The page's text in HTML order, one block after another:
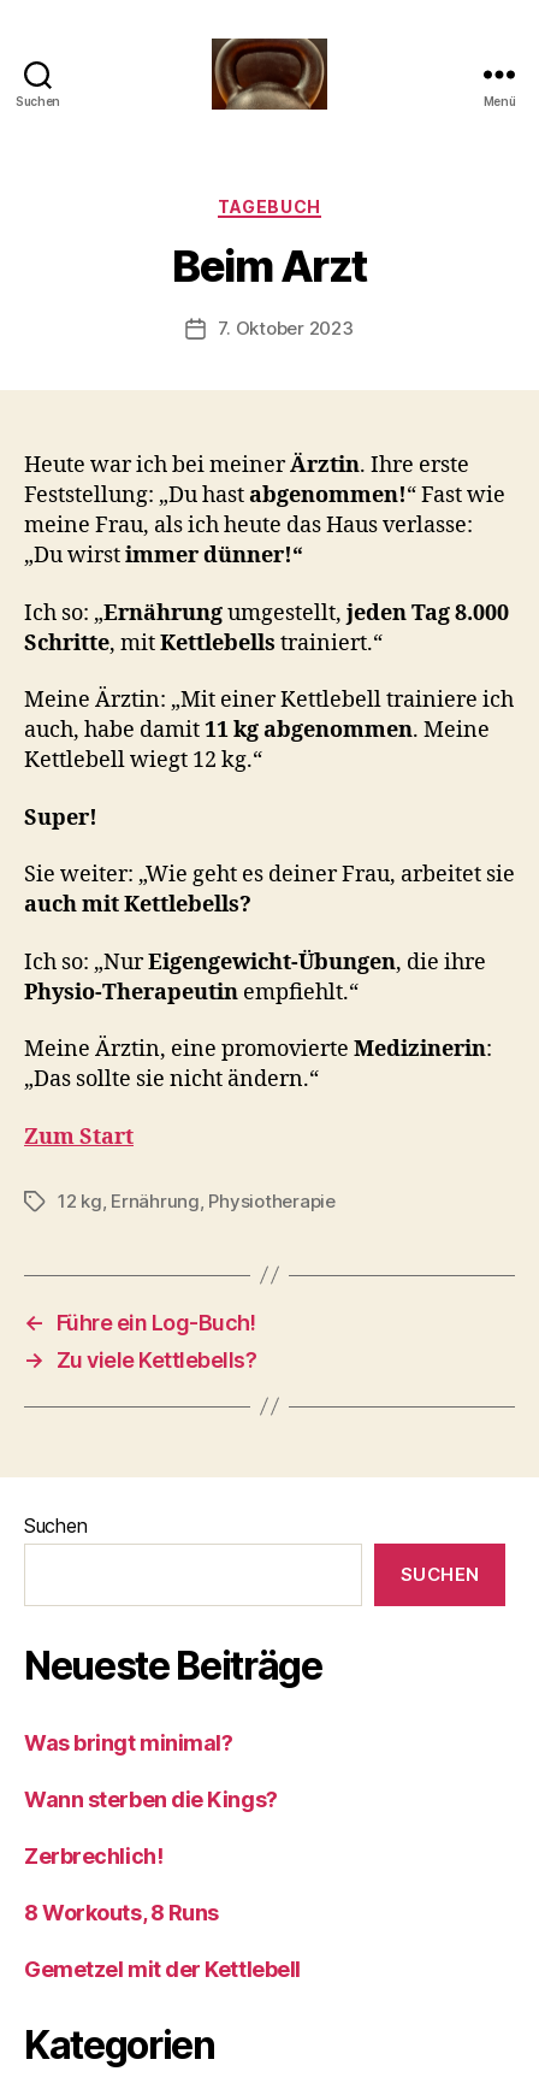
Suchen
der
Menü
Kategorien
TAGEBUCH
Beim Arzt
Beitragsautor
o
b
-
s
c
o
Beitragsdatum
7. Oktober 2023
Heute war ich bei meinerÄrztin. Ihre erste
Feststellung: „Du hastabgenommen!“ Fast wie
meine Frau, als ich heute das Haus verlasse:
„Du wirstimmer dünner!“
Ich so: „Ernährungumgestellt, jeden Tag 8.000
Schritte, mitKettlebells trainiert.“
Meine Ärztin: „Mit einer Kettlebell trainiere ich
auch, habe damit11 kg abgenommen. Meine
Kettlebell wiegt 12 kg.“
Super!
Sie weiter: „Wie geht es deiner Frau, arbeitet sie
auch mit Kettlebells?
Ich so: „NurEigengewicht-Übungen, die ihre
Physio-Therapeutin empfiehlt.“
Meine Ärztin, eine promovierte Medizinerin:
„Das sollte sie nicht ändern.“
Zum Start
Schlagwörter
12 kg, Ernährung, Physiotherapie
←
Führe ein Log-Buch!
→
Zu viele Kettlebells?
Suchen
SUCHEN
Neueste Beiträge
Was bringt minimal?
Wann sterben die Kings?
Zerbrechlich!
8 Workouts, 8 Runs
Gemetzel mit der Kettlebell
Kategorien